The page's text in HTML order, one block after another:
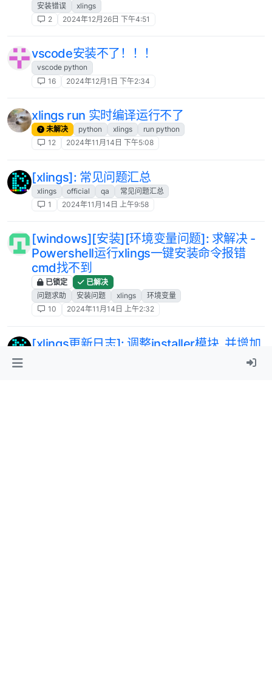
安装错误
xlings
2
2024年12月26日 下午4:51
vscode安装不了！！！
vscode python
16
2024年12月1日 下午2:34
xlings run 实时编译运行不了
未解决 python xlings
run python
12
2024年11月14日 下午5:08
[xlings]: 常见问题汇总
xlings official qa
常见问题汇总
1
2024年11月14日 上午9:58
[windows][安装][环境变量问题]: 求解决 -
Powershell运行xlings一键安装命令报错
cmd找不到
已锁定
已解决
问题求助
安装问题 xlings
环境变量
10
2024年11月14日 上午2:32
[xlings更新日志]: 调整installer模块, 并增加